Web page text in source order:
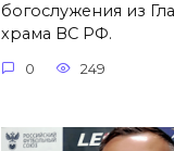
богослужения из
храма ВС РФ.
0 249